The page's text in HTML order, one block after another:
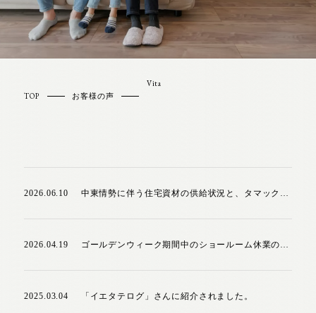
TOP お客様の声
Vita
2026.06.10 中東情勢に伴う住宅資材の供給状況と、タマックの対応について
2026.04.19 ゴールデンウィーク期間中のショールーム休業のお知らせ
2025.03.04 「イエタテログ」さんに紹介されました。